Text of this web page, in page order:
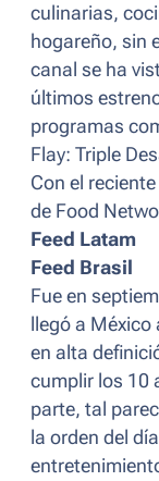
culinarias,
hogareño, sin
canal se ha
últimos
programas
Flay: Triple
Con el
de Food
Feed Latam
Feed Brasil
Fue en
llegó a México
en alta
cumplir los 10
parte, tal
la orden del